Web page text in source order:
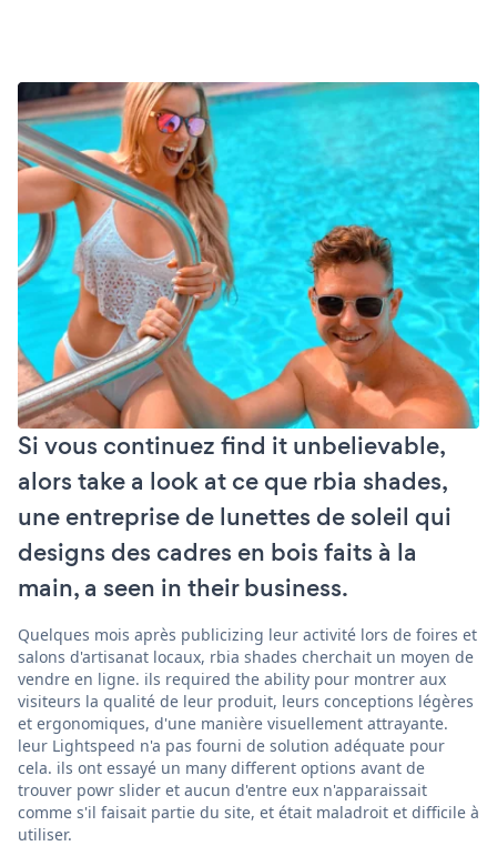
Si vous continuez find it unbelievable,
alors take a look at ce que rbia shades,
une entreprise de lunettes de soleil qui
designs des cadres en bois faits à la
main, a seen in their business.
Quelques mois après publicizing leur activité lors de foires et
salons d'artisanat locaux, rbia shades cherchait un moyen de
vendre en ligne. ils required the ability pour montrer aux
visiteurs la qualité de leur produit, leurs conceptions légères
et ergonomiques, d'une manière visuellement attrayante.
leur Lightspeed n'a pas fourni de solution adéquate pour
cela. ils ont essayé un many different options avant de
trouver powr slider et aucun d'entre eux n'apparaissait
comme s'il faisait partie du site, et était maladroit et difficile à
utiliser.